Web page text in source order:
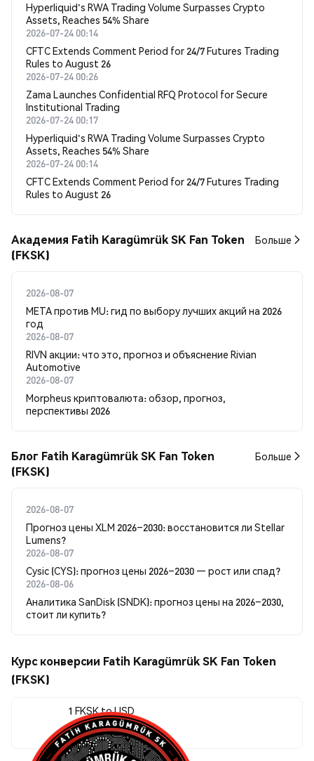
Hyperliquid's RWA Trading Volume Surpasses Crypto
Assets, Reaches 54% Share
2026-07-24 00:14
CFTC Extends Comment Period for 24/7 Futures Trading
Rules to August 26
2026-07-24 00:26
Zama Launches Confidential RFQ Protocol for Secure
Institutional Trading
2026-07-24 00:17
Hyperliquid's RWA Trading Volume Surpasses Crypto
Assets, Reaches 54% Share
2026-07-24 00:14
CFTC Extends Comment Period for 24/7 Futures Trading
Rules to August 26
Академия Fatih Karagümrük SK Fan Token
(FKSK)
Больше
2026-08-07
META против MU: гид по выбору лучших акций на 2026
год
2026-08-07
RIVN акции: что это, прогноз и объяснение Rivian
Automotive
2026-08-07
Morpheus криптовалюта: обзор, прогноз,
перспективы 2026
Блог Fatih Karagümrük SK Fan Token
(FKSK)
Больше
2026-08-07
Прогноз цены XLM 2026–2030: восстановится ли Stellar
Lumens?
2026-08-07
Cysic (CYS): прогноз цены 2026–2030 — рост или спад?
2026-08-06
Аналитика SanDisk (SNDK): прогноз цены на 2026–2030,
стоит ли купить?
Курс конверсии Fatih Karagümrük SK Fan Token
(FKSK)
1 FKSK to USD
$0.00100776